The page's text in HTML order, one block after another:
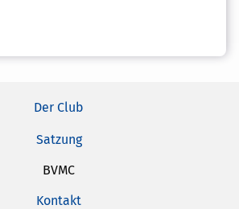
Der Club
Satzung
BVMC
Kontakt